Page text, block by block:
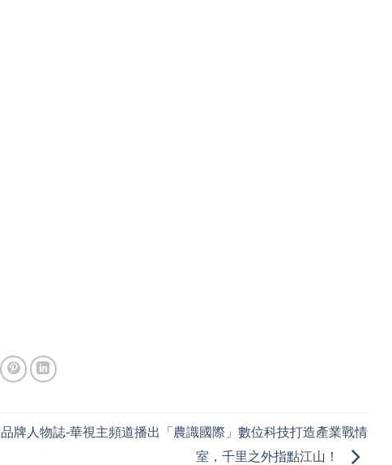
品牌人物誌-華視主頻道播出「農識國際」數位科技打造產業戰情
室，千里之外指點江山！